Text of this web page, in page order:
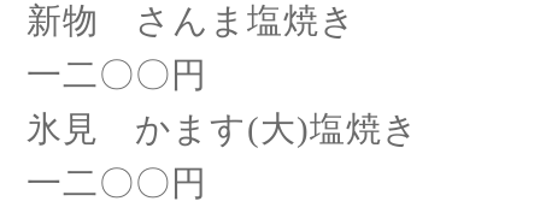
新物 さんま塩焼き
一二〇〇円
氷見 かます(大)塩焼き
一二〇〇円